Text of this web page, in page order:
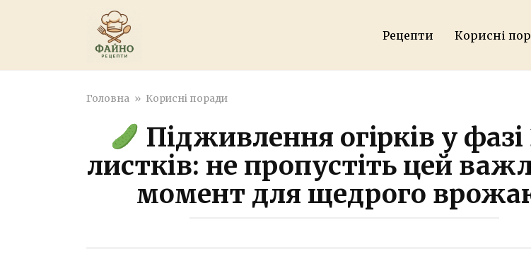
Рецепти Корисні
Головна » Корисні поради
Підживлення огірків у фазі
листків: не пропустіть цей
момент для щедрого